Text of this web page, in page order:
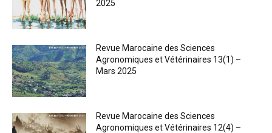
2025
Revue Marocaine des Sciences
Agronomiques et Vétérinaires 13(1) –
Mars 2025
Revue Marocaine des Sciences
Agronomiques et Vétérinaires 12(4) –